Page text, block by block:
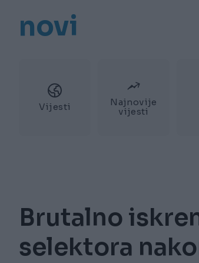
novi
Vijesti
Najnovije
vijesti
Brutalno
selektora